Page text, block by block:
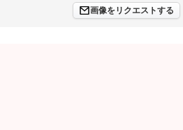
画像をリクエストする